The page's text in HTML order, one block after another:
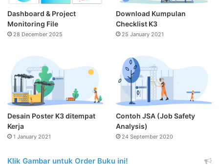
Dashboard & Project
Monitoring File
28 December 2025
Download Kumpulan
Checklist K3
25 January 2021
Desain Poster K3 ditempat
Kerja
1 January 2021
Contoh JSA (Job Safety
Analysis)
24 September 2020
Klik Gambar untuk Order Buku ini!